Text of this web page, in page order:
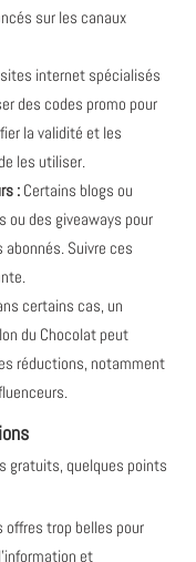
sur les canaux
internet spécialisés
des codes promo pour
la validité et les
les utiliser.
: Certains blogs ou
ou des giveaways pour
Suivre ces
certains cas, un
du Chocolat peut
réductions, notamment
gratuits, quelques points
offres trop belles pour
et